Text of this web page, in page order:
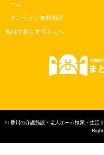
ーム
オンライン無料相談
地域で暮らす皆さんへ
©香川の介護施設・老人ホーム検索・生活